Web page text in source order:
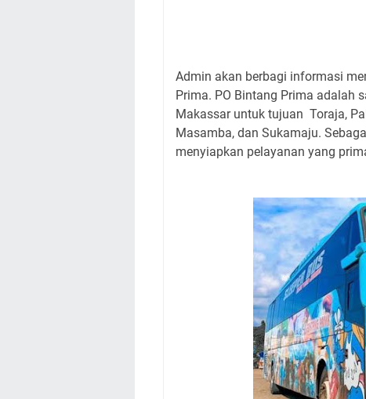
Admin akan berbagi informasi
Prima. PO Bintang Prima adalah
Makassar untuk tujuan Toraja,
Masamba, dan Sukamaju.
menyiapkan pelayanan yang